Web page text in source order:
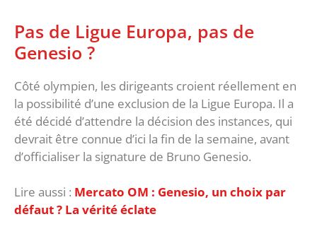
Pas de Ligue Europa, pas de
Genesio ?
Côté olympien, les dirigeants croient réellement en
la possibilité d’une exclusion de la Ligue Europa. Il a
été décidé d’attendre la décision des instances, qui
devrait être connue d’ici la fin de la semaine, avant
d’officialiser la signature de Bruno Genesio.
Lire aussi : Mercato OM : Genesio, un choix par
défaut ? La vérité éclate